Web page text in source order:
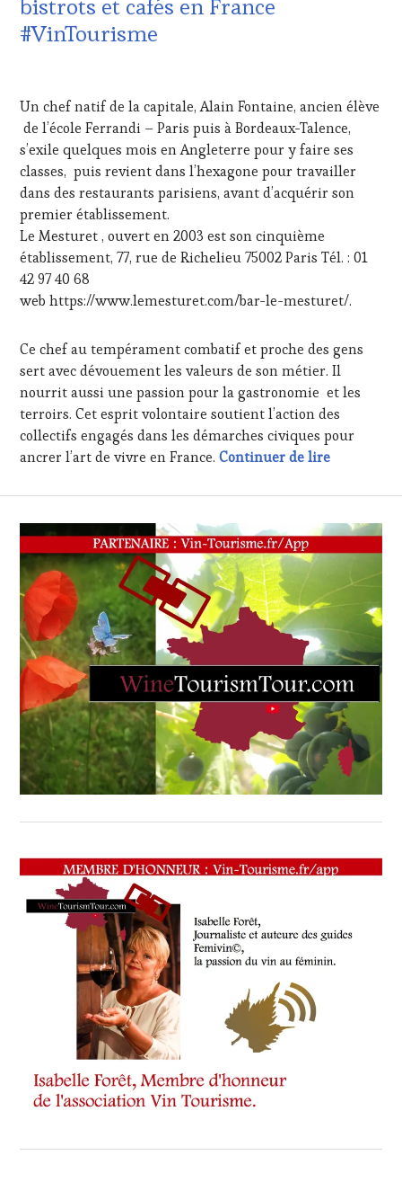
&
DÉGUSTATIONS,
WINE
MÉDIAS,
PRESSE
ÉCRITE,
RADIO,
TV,
WEB,
OENOTOURISME
PARTENAIRES
VIN
TOURISME,
PRODUCTEURS
TERROIR,
RESTAURATEUR,
CUISINIER,
ŒNOLOGUE,
SOMMELIER
INTERNATIONAUX,
TASTING
MOVIE,
WINE
TOURISM
FAME,
WINE
TOURISM
TOUR,
WINE
TOURISM
MOVIE,
WINETASTINGVOUCHER.COM
bistrots et cafés en France
#VinTourisme
2025
Un chef natif de la capitale, Alain Fontaine, ancien élève
de l’école Ferrandi – Paris puis à Bordeaux-Talence,
s’exile quelques mois en Angleterre pour y faire ses
classes, puis revient dans l’hexagone pour travailler
dans des restaurants parisiens, avant d’acquérir son
premier établissement.
Le Mesturet , ouvert en 2003 est son cinquième
établissement, 77, rue de Richelieu 75002 Paris Tél. : 01
42 97 40 68
web https://www.lemesturet.com/bar-le-mesturet/.
Ce chef au tempérament combatif et proche des gens
sert avec dévouement les valeurs de son métier. Il
nourrit aussi une passion pour la gastronomie et les
terroirs. Cet esprit volontaire soutient l’action des
collectifs engagés dans les démarches civiques pour
ancrer l’art de vivre en France.Continuer de lireEntretien